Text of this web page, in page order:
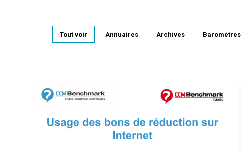
Tout voir Annuaires Archives Baromètres